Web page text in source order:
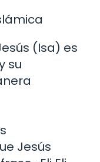
(Isa) es
su
Jesús